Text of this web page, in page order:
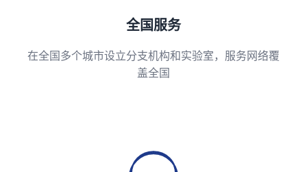
全国服务
在全国多个城市设立分支机构和实验室，服务网络覆
盖全国